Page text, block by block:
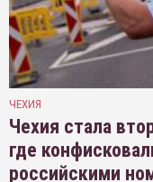
ЧЕХИЯ
Чехия стала
где
российскими